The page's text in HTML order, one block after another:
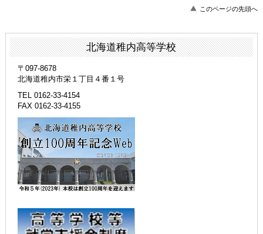
このページの先頭へ
北海道稚内高等学校
〒097-8678
北海道稚内市栄１丁目４番１号
TEL 0162-33-4154
FAX 0162-33-4155